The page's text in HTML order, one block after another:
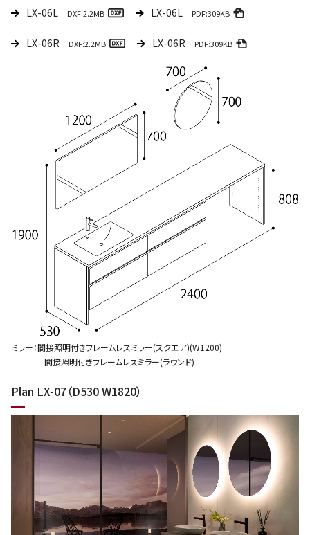
LX-06L DXF:2.2MB LX-06L PDF:309KB
LX-06R DXF:2.2MB LX-06R PDF:309KB
ミラー：間接照明付きフレームレスミラー(スクエア)(W1200)
間接照明付きフレームレスミラー(ラウンド)
Plan LX-07（D530 W1820）